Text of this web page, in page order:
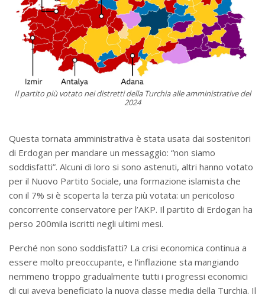
Il partito più votato nei distretti della Turchia alle amministrative del
2024
Questa tornata amministrativa è stata usata dai sostenitori
di Erdogan per mandare un messaggio: “non siamo
soddisfatti”. Alcuni di loro si sono astenuti, altri hanno votato
per il Nuovo Partito Sociale, una formazione islamista che
con il 7% si è scoperta la terza più votata: un pericoloso
concorrente conservatore per l’AKP. Il partito di Erdogan ha
perso 200mila iscritti negli ultimi mesi.
Perché non sono soddisfatti? La crisi economica continua a
essere molto preoccupante, e l’inflazione sta mangiando
nemmeno troppo gradualmente tutti i progressi economici
di cui aveva beneficiato la nuova classe media della Turchia. Il